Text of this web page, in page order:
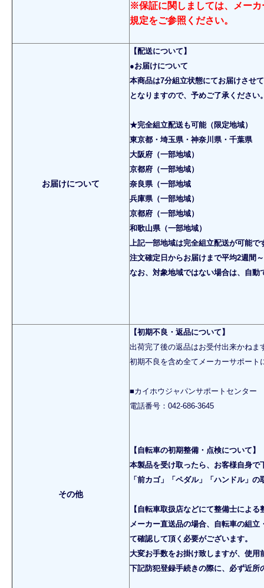
※保証に関しましては、メー
規定をご参照ください。
お届けについて
【配送について】
●お届けについて
本商品は7分組立状態にてお届けさせ
となりますので、予めご了承くださ
★完全組立配送も可能（限定地域）
東京都・埼玉県・神奈川県・千葉県
大阪府（一部地域）
京都府（一部地域）
奈良県（一部地域
兵庫県（一部地域）
京都府（一部地域）
和歌山県（一部地域）
上記一部地域は完全組立配送が可能で
注文確定日からお届けまで平均2週間
なお、対象地域ではない場合は、自
その他
【初期不良・返品について】
出荷完了後の返品はお受付出来かねま
初期不良を含め全てメーカーサポート
■カイホウジャパンサポートセンター
電話番号：042-686-3645
【自転車の初期整備・点検について】
本製品を受け取ったら、お客様自身
「前カゴ」「ペダル」「ハンドル」
【自転車取扱店などにて整備士によ
メーカー直送品の場合、自転車の組
て確認して頂く必要がございます。
大変お手数をお掛け致しますが、使
下記防犯登録手続きの際に、必ず近